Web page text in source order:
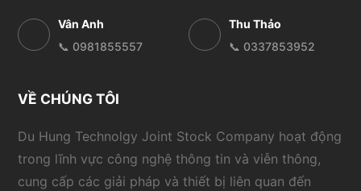
Vân Anh
📞 0981855557
Thu Thảo
📞 0337853952
VỀ CHÚNG TÔI
Du Hung Technolgy Joint Stock Company hoạt động
trong lĩnh vực công nghệ thông tin và viễn thông,
cung cấp các giải pháp và thiết bị liên quan đến